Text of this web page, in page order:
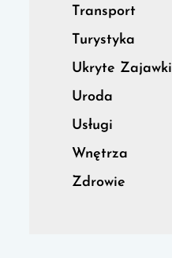
Transport
Turystyka
Ukryte Zajawki
Uroda
Usługi
Wnętrza
Zdrowie